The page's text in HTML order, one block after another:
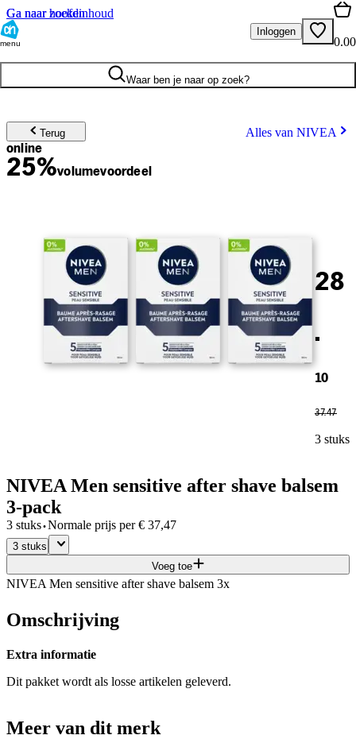
Ga naar hoofdinhoud
Ga naar zoeken
menu
Inloggen
0.00
Waar ben je naar op zoek?
Terug Alles van NIVEA
online
25%volumevoordeel
28
.
10
37.47
3 stuks
NIVEA Men sensitive after shave balsem
3-pack
3 stuks·Normale prijs per € 37,47
3 stuks
Voeg toe
NIVEA Men sensitive after shave balsem 3x
Omschrijving
Extra informatie
Dit pakket wordt als losse artikelen geleverd.
Meer van dit merk